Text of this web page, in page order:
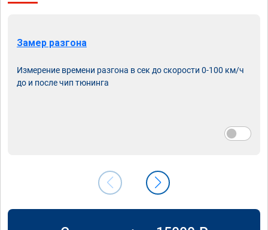
Замер разгона
Измерение времени разгона в сек до скорости 0-100 км/ч
до и после чип тюнинга